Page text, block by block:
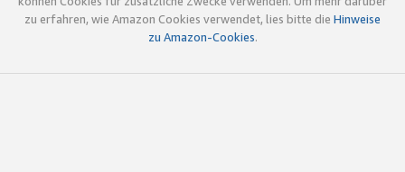
zu erfahren, wie Amazon Cookies verwendet, lies bitte die Hinweise
zu Amazon-Cookies.